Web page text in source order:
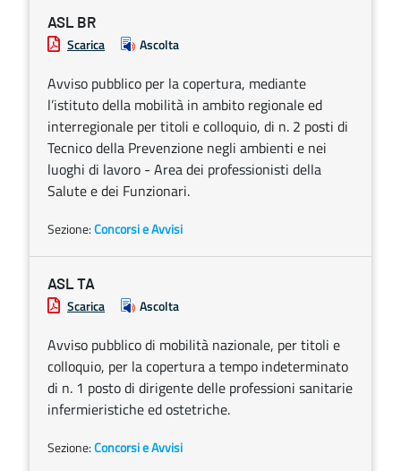
ASL BR
Scarica Ascolta
Avviso pubblico per la copertura, mediante
l’istituto della mobilità in ambito regionale ed
interregionale per titoli e colloquio, di n. 2 posti di
Tecnico della Prevenzione negli ambienti e nei
luoghi di lavoro - Area dei professionisti della
Salute e dei Funzionari.
Sezione:Concorsi e Avvisi
ASL TA
Scarica Ascolta
Avviso pubblico di mobilità nazionale, per titoli e
colloquio, per la copertura a tempo indeterminato
di n. 1 posto di dirigente delle professioni sanitarie
infermieristiche ed ostetriche.
Sezione:Concorsi e Avvisi